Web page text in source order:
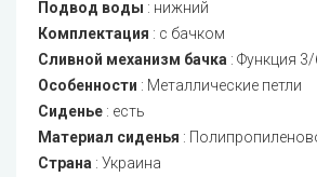
Подвод воды : нижний
Комплектация : с бачком
Сливной механизм бачка : Функция 3/
Особенности : Металлические петли
Сиденье : есть
Материал сиденья :
Страна : Украина